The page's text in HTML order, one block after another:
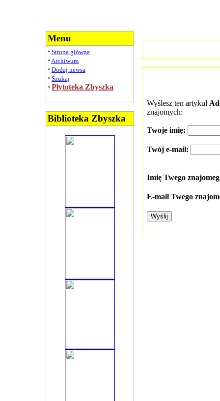
Menu
· Strona główna
· Archiwum
· Dodaj newsa
· Szukaj
· Płytoteka Zbyszka
Biblioteka Zbyszka
Wyślesz ten artykuł
znajomych:
Twoje imię:
Twój e-mail:
Imię Twego
E-mail Twego